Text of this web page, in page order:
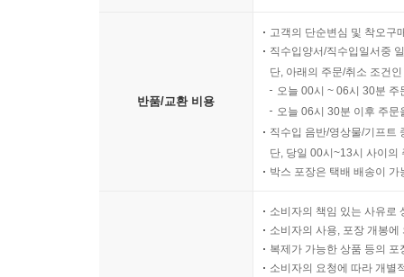
반품/교환 비용
고객의 단순변심 및 착오구
직수입양서/직수입일서중
단, 아래의 주문/취소 조건
오늘 00시 ~ 06시 30분
오늘 06시 30분 이후 주
직수입 음반/영상물/기프트
단, 당일 00시~13시 사이의
박스 포장은 택배 배송이
소비자의 책임 있는 사유로
소비자의 사용, 포장 개봉
복제가 가능한 상품 등의
소비자의 요청에 따라 개별